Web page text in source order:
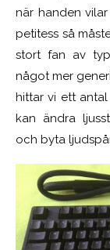
när handen
petitess så
stort fan av
något mer
hittar vi ett
kan ändra
och byta